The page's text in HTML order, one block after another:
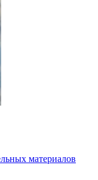
материалов